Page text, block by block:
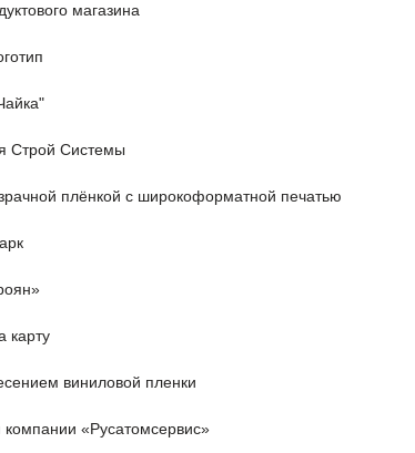
магазина
Строй Системы
плёнкой с широкоформатной печатью
карту
виниловой пленки
компании «Русатомсервис»